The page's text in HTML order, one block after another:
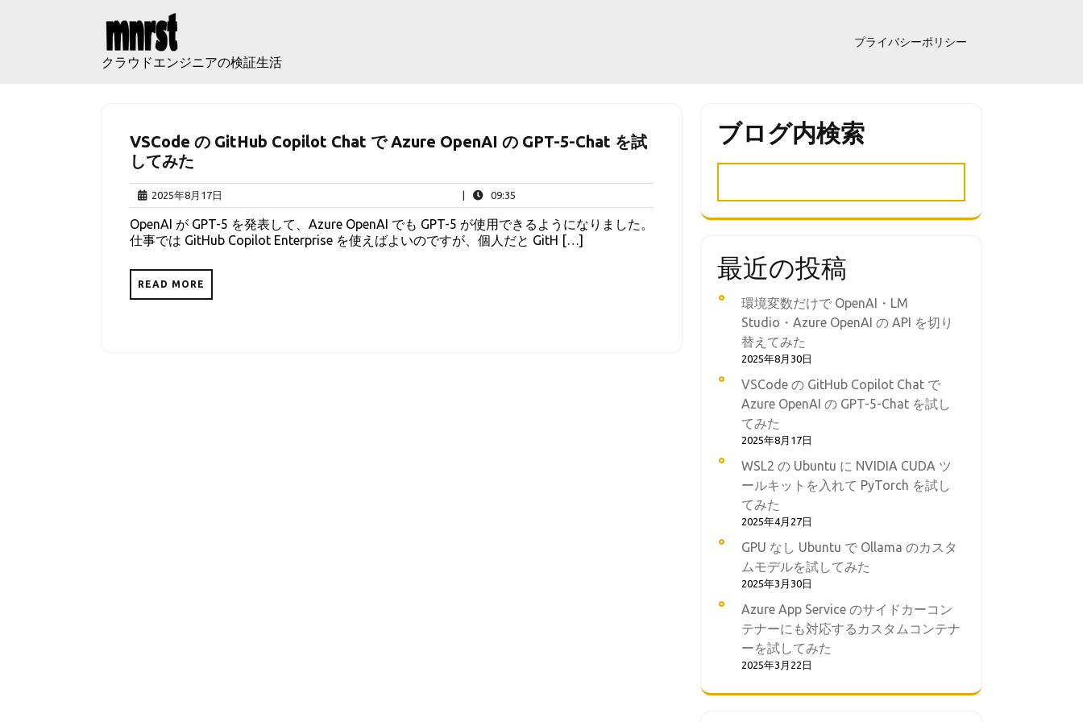
クラウドエンジニアの検証生活
プライバシーポリシー
VSCode の GitHub Copilot Chat で Azure OpenAI の GPT-5-Chat を試
してみた
2025年8月17日
年
8
月
09:35
OpenAI が GPT-5 を発表して、Azure OpenAI でも GPT-5 が使用できるようになりました。
仕事では GitHub Copilot Enterprise を使えばよいのですが、個人だと GitH […]
READ MORE
ブログ内検索
最近の投稿
環境変数だけで OpenAI・LM
Studio・Azure OpenAI の API を切り
替えてみた
2025年8月30日
VSCode の GitHub Copilot Chat で
Azure OpenAI の GPT-5-Chat を試し
てみた
2025年8月17日
WSL2 の Ubuntu に NVIDIA CUDA ツ
ールキットを入れて PyTorch を試し
てみた
2025年4月27日
GPU なし Ubuntu で Ollama のカスタ
ムモデルを試してみた
2025年3月30日
Azure App Service のサイドカーコン
テナーにも対応するカスタムコンテナ
ーを試してみた
2025年3月22日